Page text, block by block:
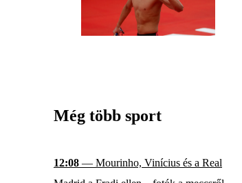
Még több sport
12:08 — Mourinho, Vinícius és a Real